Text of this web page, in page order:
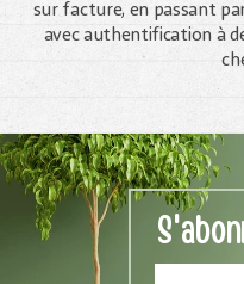
sur facture, en passant
avec authentification à